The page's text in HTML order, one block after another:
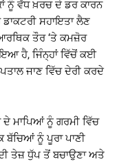
ਨੂੰ ਵੱਧ ਖ਼ਰਚ ਦੇ ਡਰ ਕਾਰਨ
ਸਹਾਇਤਾ ਲੈਣ
ਤੌਰ ‘ਤੇ ਕਮਜ਼ੋਰ
ਹੈ, ਜਿੰਨ੍ਹਾਂ ਵਿੱਚੋਂ ਕਈ
ਜਾਣ ਵਿੱਚ ਦੇਰੀ ਕਰਦੇ
ਦੇ ਮਾਪਿਆਂ ਨੂੰ ਗਰਮੀ ਵਿੱਚ
ਬੱਚਿਆਂ ਨੂੰ ਪੂਰਾ ਪਾਣੀ
ਤੇਜ਼ ਧੁੱਪ ਤੋਂ ਬਚਾਉਣਾ ਅਤੇ